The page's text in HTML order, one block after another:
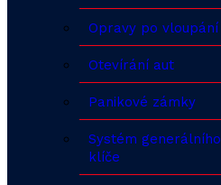
Opravy po vloupání
Otevírání aut
Panikové zámky
Systém generálního
klíče